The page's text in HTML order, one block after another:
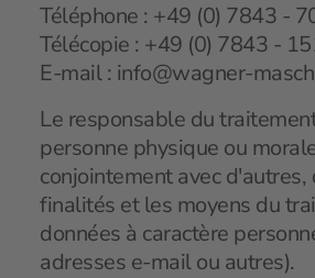
Téléphone : +49 (0) 7843 -
Télécopie : +49 (0) 7843 -
E-mail : info@wagner-
Le responsable du
personne physique ou
conjointement avec
finalités et les moyens du
données à caractère
adresses e-mail ou autres).